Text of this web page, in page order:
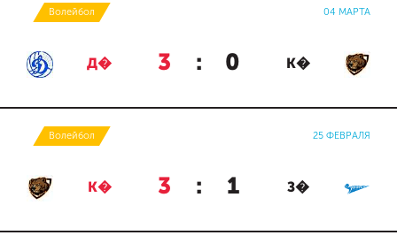
Волейбол 04 МАРТА
Д� 3 : 0 К�
Волейбол 25 ФЕВРАЛЯ
К� 3 : 1 З�